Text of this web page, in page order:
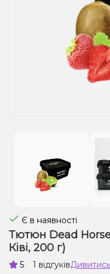
Рідини для
Подарункові
Є в наявності
Тютюн Dead
Ківі, 200 г)
5 1 відгуків